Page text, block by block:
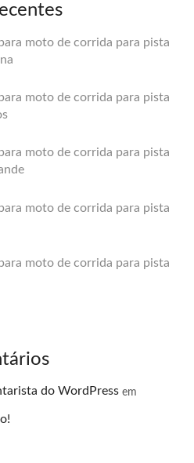
moto de corrida para pista
moto de corrida para pista
moto de corrida para pista
moto de corrida para pista
moto de corrida para pista
do WordPress em